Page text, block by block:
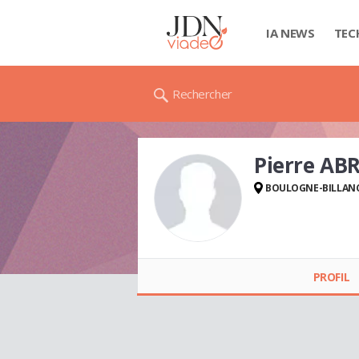
IA NEWS
Rechercher
Pierre
BOULOGNE-
PROFIL